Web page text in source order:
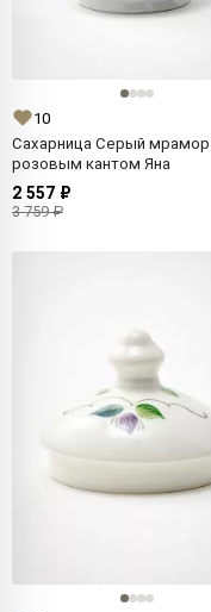
10
Сахарница Серый мрамор
розовым кантом Яна
2 557 ₽
3 759 ₽